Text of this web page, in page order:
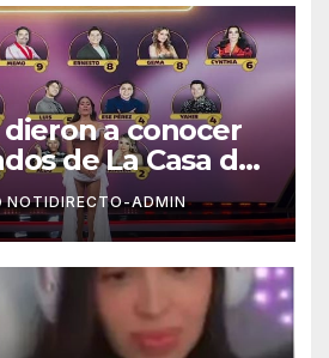
a conocer
de La Casa de
México 2026 en
semana
NOTIDIRECTO-ADMIN